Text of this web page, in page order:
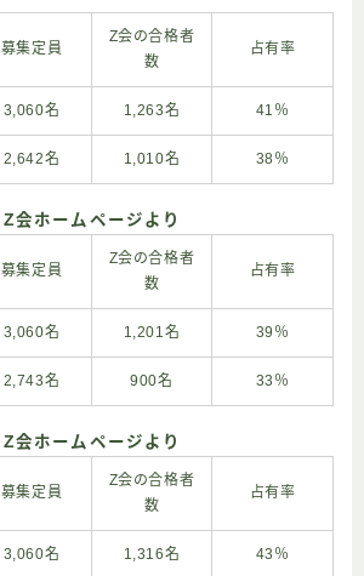
募集定員
Z会の合格者
数
占有率
3,060名 1,263名 41％
2,642名 1,010名 38％
Z会ホームページより
募集定員
Z会の合格者
数
占有率
3,060名 1,201名 39％
2,743名 900名 33％
Z会ホームページより
募集定員
Z会の合格者
数
占有率
3,060名 1,316名 43％